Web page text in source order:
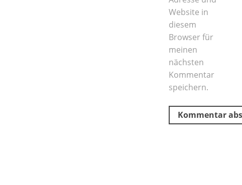
Website in
diesem
Browser für
meinen
nächsten
Kommentar
speichern.